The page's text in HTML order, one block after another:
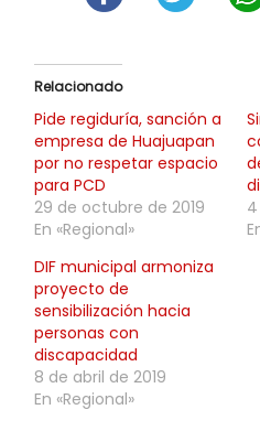
Relacionado
Pide regiduría, sanción a
empresa de Huajuapan
por no respetar espacio
para PCD
29 de octubre de 2019
En «Regional»
DIF municipal armoniza
proyecto de
sensibilización hacia
personas con
discapacidad
8 de abril de 2019
En «Regional»